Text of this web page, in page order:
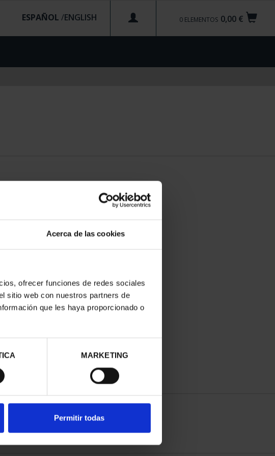
Acerca de las cookies
ofrecer funciones de redes sociales
sitio web con nuestros partners de
que les haya proporcionado o
MARKETING
Permitir todas
0,00 €
0 ELEMENTOS
ESPAÑOL /